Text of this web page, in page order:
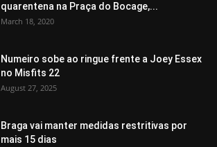
quarentena na Praça do Bocage,...
March 18, 2020
Numeiro sobe ao ringue frente a Joey Essex
no Misfits 22
August 27, 2025
Braga vai manter medidas restritivas por
mais 15 dias